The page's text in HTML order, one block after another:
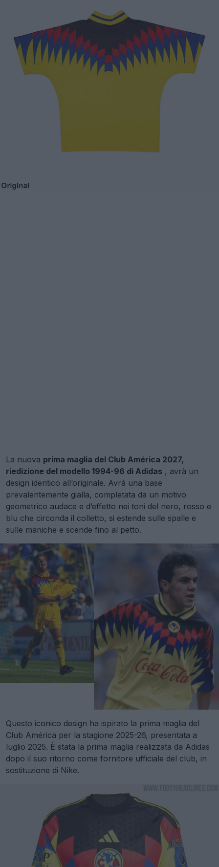
La nuova prima maglia del Club América 2027,
riedizione del modello 1994-96 di Adidas , avrà un
design identico all’originale. Avrà una base
prevalentemente gialla, completata da un motivo
geometrico audace e d’effetto nei toni del nero, rosso e
blu che circonda il colletto, si estende sulle spalle e
sulle maniche e scende fino al petto.
Questo iconico design ha ispirato la prima maglia del
Club América per la stagione 2025-26, presentata a
luglio 2025. È stata la prima maglia realizzata da Adidas
dopo il suo ritorno come fornitore ufficiale del club, in
sostituzione di Nike.